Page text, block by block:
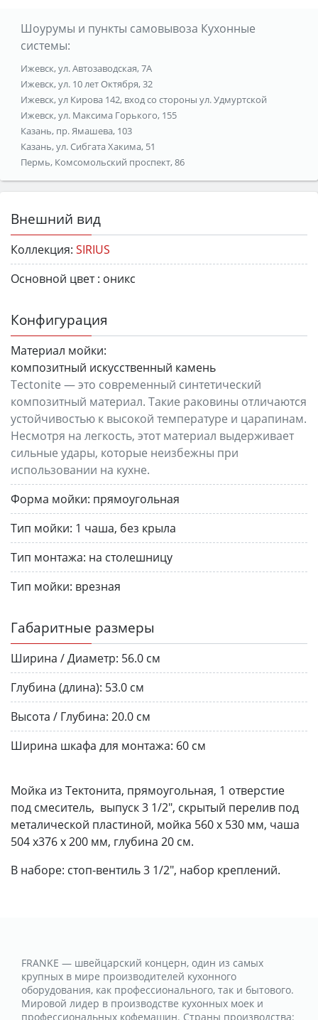
Шоурумы и пункты самовывоза Кухонные
системы:
Ижевск, ул. Автозаводская, 7А
Ижевск, ул. 10 лет Октября, 32
Ижевск, ул Кирова 142, вход со стороны ул. Удмуртской
Ижевск, ул. Максима Горького, 155
Казань, пр. Ямашева, 103
Казань, ул. Сибгата Хакима, 51
Пермь, Комсомольский проспект, 86
Внешний вид
Коллекция: SIRIUS
Основной цвет : оникс
Конфигурация
Материал мойки:
композитный искусственный камень
Tectonite — это современный синтетический
композитный материал. Такие раковины отличаются
устойчивостью к высокой температуре и царапинам.
Несмотря на легкость, этот материал выдерживает
сильные удары, которые неизбежны при
использовании на кухне.
Форма мойки: прямоугольная
Тип мойки: 1 чаша, без крыла
Тип монтажа: на столешницу
Тип мойки: врезная
Габаритные размеры
Ширина / Диаметр: 56.0 см
Глубина (длина): 53.0 см
Высота / Глубина: 20.0 см
Ширина шкафа для монтажа: 60 см
Мойка из Тектонита, прямоугольная, 1 отверстие
под смеситель, выпуск 3 1/2", скрытый перелив под
металической пластиной, мойка 560 x 530 мм, чаша
504 x376 x 200 мм, глубина 20 см.
В наборе: стоп-вентиль 3 1/2", набор креплений.
FRANKE — швейцарский концерн, один из самых
крупных в мире производителей кухонного
оборудования, как профессионального, так и бытового.
Мировой лидер в производстве кухонных моек и
профессиональных кофемашин. Страны производства: